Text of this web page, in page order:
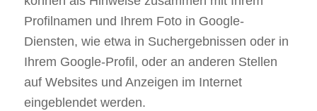
Profilnamen und Ihrem Foto in Google-
Diensten, wie etwa in Suchergebnissen oder in
Ihrem Google-Profil, oder an anderen Stellen
auf Websites und Anzeigen im Internet
eingeblendet werden.